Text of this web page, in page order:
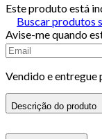
Este produto está
Buscar produtos
Avise-me quando
Vendido e entregue
Descrição do produto